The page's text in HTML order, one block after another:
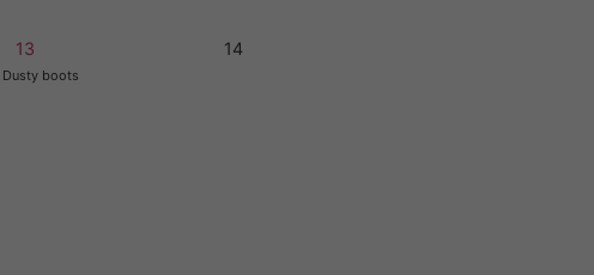
13
boots
14